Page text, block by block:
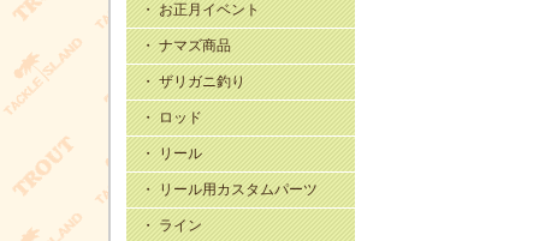
・ お正月イベント
・ ナマズ商品
・ ザリガニ釣り
・ ロッド
・ リール
・ リール用カスタムパーツ
・ ライン